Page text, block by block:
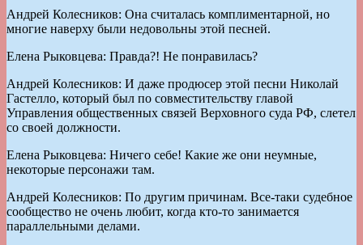
Андрей Колесников: Она считалась комплиментарной, но
многие наверху были недовольны этой песней.
Елена Рыковцева: Правда?! Не понравилась?
Андрей Колесников: И даже продюсер этой песни Николай
Гастелло, который был по совместительству главой
Управления общественных связей Верховного суда РФ, слетел
со своей должности.
Елена Рыковцева: Ничего себе! Какие же они неумные,
некоторые персонажи там.
Андрей Колесников: По другим причинам. Все-таки судебное
сообщество не очень любит, когда кто-то занимается
параллельными делами.